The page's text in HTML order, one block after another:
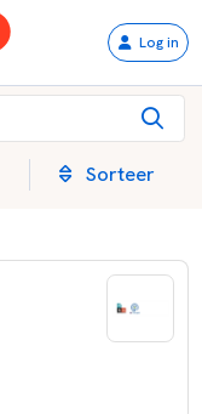
Log in
Sorteer